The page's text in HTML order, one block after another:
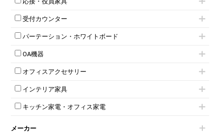
収納家具その他
両開書庫
ラテラル書庫
8人用ロッカー
多人数ロッカー
ダイヤル錠ロッカー
ダイヤル錠ロッカー
ワードローブ・クローゼット
幕板付テーブル
カウンターテーブル
T字脚テーブル
会議テーブルW1200～
会議テーブルW1800～
平行スタックテーブル
会議テーブルその他
スタッキングミーティングチェア
テーブル付きミーティングチェア
ネスティングミーティングチェア
折りたたみミーティングチェア
ハイチェア
ミーティングチェアその他
応接セット
応接ソファ
応接チェア
応接テーブル
応接・役員家具その他
受付カウンター
ローカウンター
ラウンジカウンター
受付カウンターその他
パーテーション・ホワイトボード
パーテーション
自立タイプパーテーション
パーテーションその他
脚付ホワイトボード
壁掛けホワイトボード
ホワイトボードその他
OA機器
電話機（ビジネスフォン）
シュレッダー
プロジェクター
スクリーン
その他OA機器
オフィスアクセサリー
チェア用台車
演台・講演台・演説台
防音パネル
個室ブース
コートハンガー・ポールハンガー
インテリア家具
モールドチェア
ダイニングチェア
カウンターテーブル
キッチン家電・オフィス家電
冷蔵庫・洗濯機
メーカー